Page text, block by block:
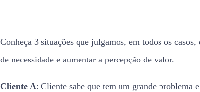
Conheça 3 situações que julgamos, em todos os
de necessidade e aumentar a percepção de valor.
Cliente A: Cliente sabe que tem um grande problema